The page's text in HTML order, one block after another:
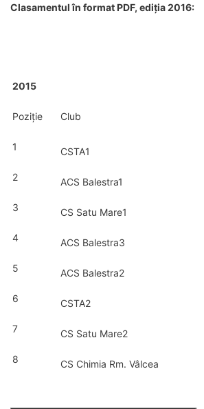
Clasamentul în format PDF, ediția 2016:
2015
Poziție Club
1 CSTA1
2 ACS Balestra1
3 CS Satu Mare1
4 ACS Balestra3
5 ACS Balestra2
6 CSTA2
7 CS Satu Mare2
8 CS Chimia Rm. Vâlcea